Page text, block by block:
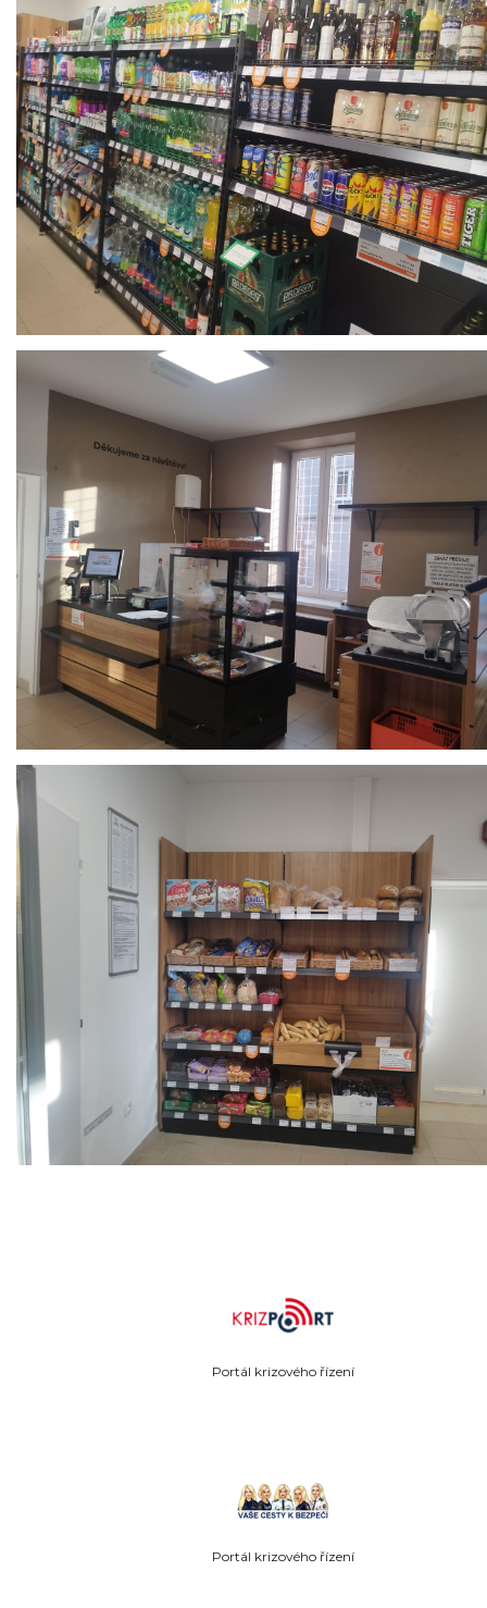
Portál krizového řízení
Portál krizového řízení